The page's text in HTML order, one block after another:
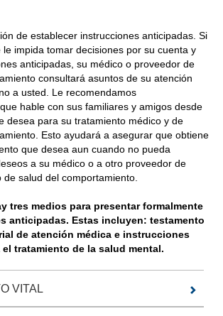
de establecer instrucciones anticipadas. Si
le impida tomar decisiones por su cuenta y
anticipadas, su médico o proveedor de
consultará asuntos de su atención
a usted. Le recomendamos
hable con sus familiares y amigos desde
desea para su tratamiento médico y de
Esto ayudará a asegurar que obtiene
que desea aun cuando no pueda
a su médico o a otro proveedor de
salud del comportamiento.
tres medios para presentar formalmente
anticipadas. Estas incluyen: testamento
de atención médica e instrucciones
tratamiento de la salud mental.
VITAL